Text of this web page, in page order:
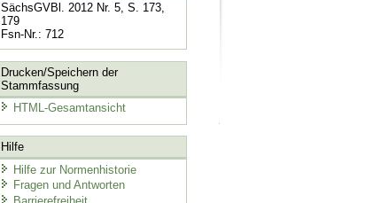
SächsGVBl. 2012 Nr. 5, S. 173,
179
Fsn-Nr.: 712
Drucken/Speichern der
Stammfassung
HTML-Gesamtansicht
Hilfe
Hilfe zur Normenhistorie
Fragen und Antworten